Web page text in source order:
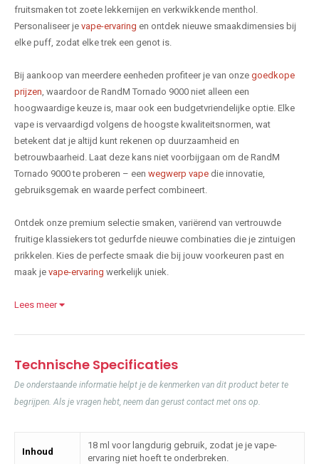
fruitsmaken tot zoete lekkernijen en verkwikkende menthol.
Personaliseer je vape-ervaring en ontdek nieuwe smaakdimensies bij
elke puff, zodat elke trek een genot is.
Bij aankoop van meerdere eenheden profiteer je van onze goedkope
prijzen , waardoor de RandM Tornado 9000 niet alleen een
hoogwaardige keuze is, maar ook een budgetvriendelijke optie. Elke
vape is vervaardigd volgens de hoogste kwaliteitsnormen, wat
betekent dat je altijd kunt rekenen op duurzaamheid en
betrouwbaarheid. Laat deze kans niet voorbijgaan om de RandM
Tornado 9000 te proberen – een wegwerp vape die innovatie,
gebruiksgemak en waarde perfect combineert.
Ontdek onze premium selectie smaken, variërend van vertrouwde
fruitige klassiekers tot gedurfde nieuwe combinaties die je zintuigen
prikkelen. Kies de perfecte smaak die bij jouw voorkeuren past en
maak je vape-ervaring werkelijk uniek.
Lees meer
Technische Specificaties
De onderstaande informatie helpt je de kenmerken van dit product beter te
begrijpen. Als je vragen hebt, neem dan gerust contact met ons op.
Inhoud
18 ml voor langdurig gebruik, zodat je je vape-
ervaring niet hoeft te onderbreken.